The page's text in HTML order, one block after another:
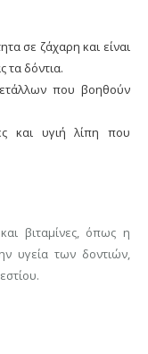
σε ζάχαρη και είναι
τα δόντια.
που βοηθούν
και υγιή λίπη που
βιταμίνες, όπως η
υγεία των δοντιών,